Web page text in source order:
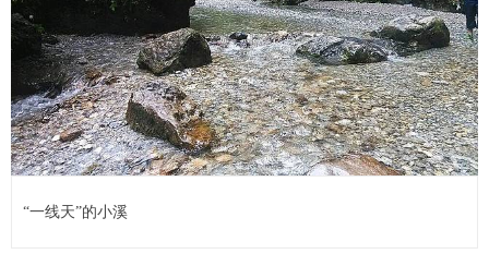
“一线天”的小溪